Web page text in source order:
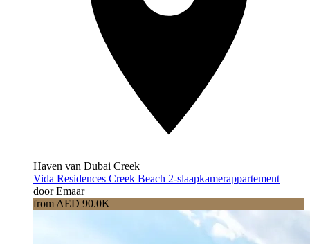
Haven van Dubai Creek
Vida Residences Creek Beach 2-slaapkamerappartement
door Emaar
from AED 90.0K